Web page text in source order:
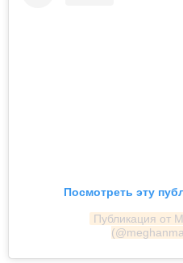
Посмотреть эту
Публикация от